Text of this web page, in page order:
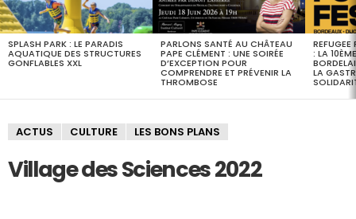
SPLASH PARK : LE PARADIS
AQUATIQUE DES STRUCTURES
GONFLABLES XXL
PARLONS SANTÉ AU CHÂTEAU
PAPE CLÉMENT : UNE SOIRÉE
D’EXCEPTION POUR
COMPRENDRE ET PRÉVENIR LA
THROMBOSE
: LA
LA
ACTUS CULTURE LES BONS PLANS
Village des Sciences 2022